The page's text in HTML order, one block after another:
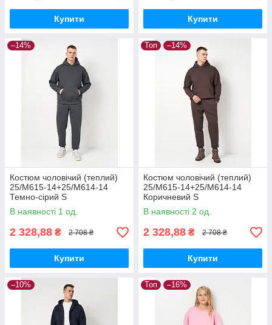
Купити Купити
–14%
Костюм чоловічий (теплий)
25/М615-14+25/М614-14
Темно-сірий S
В наявності 1 од.
2 328,88 ₴ 2 708 ₴
Купити
Топ –14%
Костюм чоловічий (теплий)
25/М615-14+25/М614-14
Коричневий S
В наявності 2 од.
2 328,88 ₴ 2 708 ₴
Купити
–10% Топ –16%